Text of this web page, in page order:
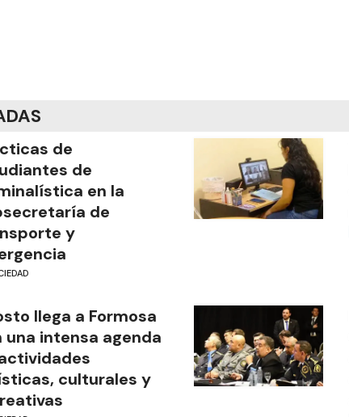
de
de
en la
de
y
llega a Formosa
una intensa agenda
culturales y